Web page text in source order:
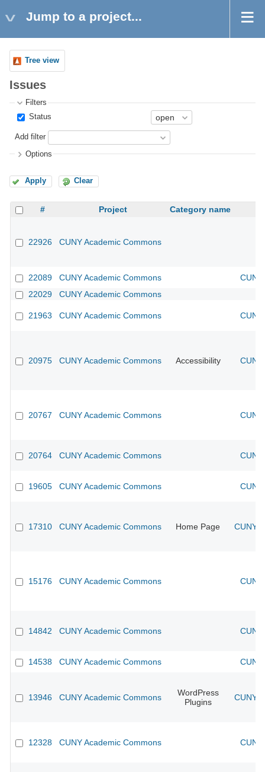
Jump to a project...
Tree view
Issues
Filters
Status
Add filter
Options
Apply Clear
# Project Category name
22926 CUNY Academic Commons
22089 CUNY Academic Commons
22029
CUNY Academic Commons
21963 CUNY Academic Commons
20975 CUNY Academic Commons Accessibility
20767 CUNY Academic Commons
20764 CUNY Academic Commons
19605 CUNY Academic Commons
17310 CUNY Academic Commons Home Page CUNY
15176 CUNY Academic Commons
14842 CUNY Academic Commons
14538 CUNY Academic Commons
13946 CUNY Academic Commons
WordPress
Plugins
CUNY
12328 CUNY Academic Commons